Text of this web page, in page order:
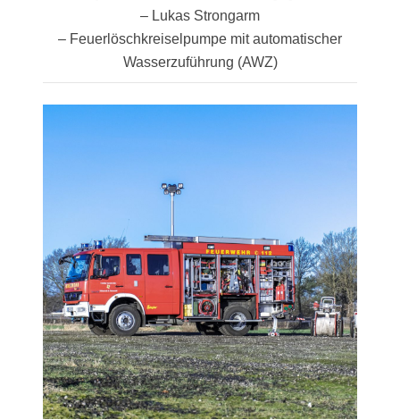
– Lukas Strongarm
– Feuerlöschkreiselpumpe mit automatischer
Wasserzuführung (AWZ)